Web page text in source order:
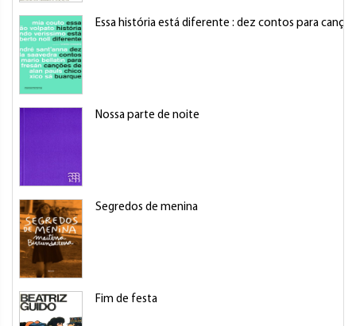
Essa história está diferente : dez contos para
Nossa parte de noite
Segredos de menina
Fim de festa